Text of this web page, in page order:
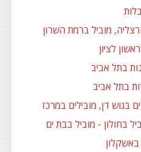
מוביל ברמת השרון
לציון
בתל אביב
בתל אביב
בגוש דן, מובילים במרכז
בחולון - מוביל בבת ים
באשקלון